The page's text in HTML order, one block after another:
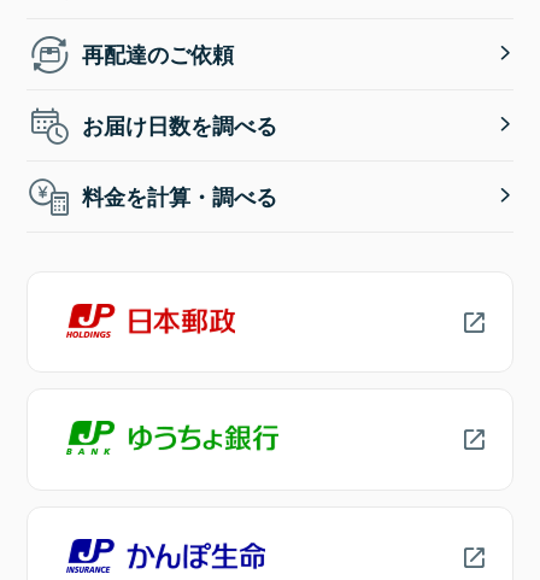
再配達のご依頼
お届け日数を調べる
料金を計算・調べる